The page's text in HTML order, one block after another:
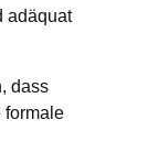
adäquat
dass
formale